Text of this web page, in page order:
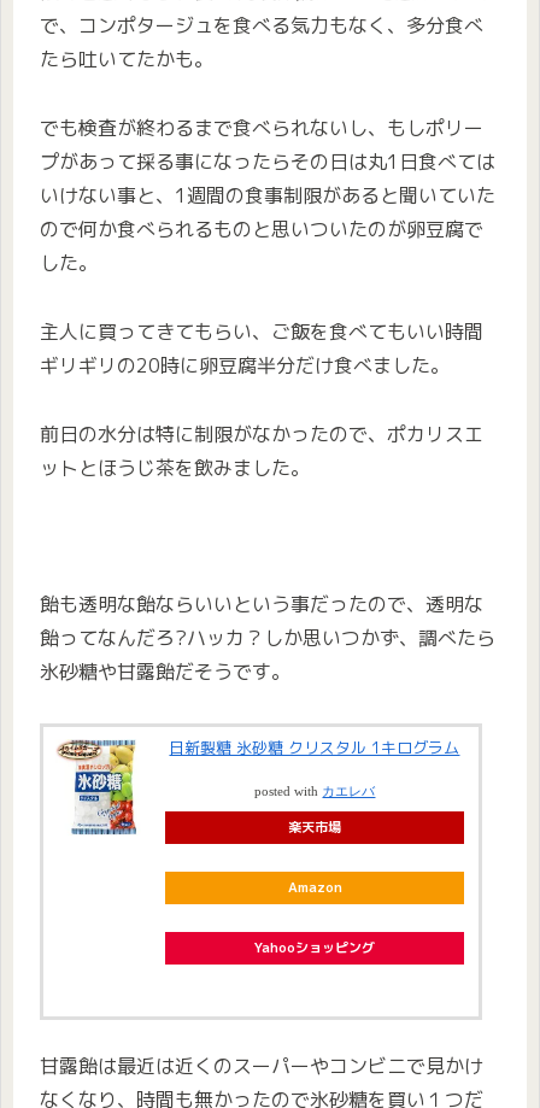
で、コンポタージュを食べる気力もなく、多分食べ
たら吐いてたかも。
でも検査が終わるまで食べられないし、もしポリー
プがあって採る事になったらその日は丸1日食べては
いけない事と、1週間の食事制限があると聞いていた
ので何か食べられるものと思いついたのが卵豆腐で
した。
主人に買ってきてもらい、ご飯を食べてもいい時間
ギリギリの20時に卵豆腐半分だけ食べました。
前日の水分は特に制限がなかったので、ポカリスエ
ットとほうじ茶を飲みました。
飴も透明な飴ならいいという事だったので、透明な
飴ってなんだろ?ハッカ？しか思いつかず、調べたら
氷砂糖や甘露飴だそうです。
日新製糖 氷砂糖 クリスタル 1キログラム
posted with カエレバ
楽天市場
Amazon
Yahooショッピング
甘露飴は最近は近くのスーパーやコンビニで見かけ
なくなり、時間も無かったので氷砂糖を買い１つだ